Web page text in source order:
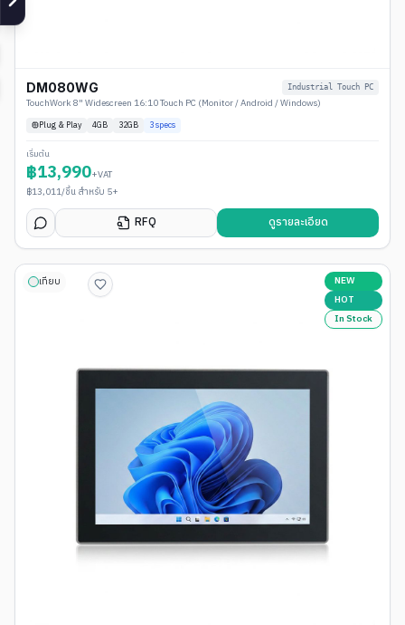
DM080WG Industrial Touch PC
TouchWork 8" Widescreen 16:10 Touch PC (Monitor / Android / Windows)
Plug & Play 4GB 32GB 3specs
เริ่มต้น
฿13,990+VAT
฿13,011/ชิ้น สำหรับ 5+
RFQ ดูรายละเอียด
เทียบ
NEW
HOT
In Stock